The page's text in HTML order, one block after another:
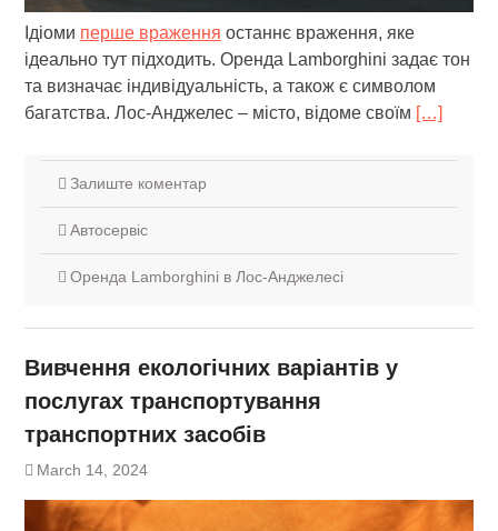
Ідіоми перше враження останнє враження, яке
ідеально тут підходить. Оренда Lamborghini задає тон
та визначає індивідуальність, а також є символом
багатства. Лос-Анджелес – місто, відоме своїм […]
Залиште коментар
Автосервіс
Оренда Lamborghini в Лос-Анджелесі
Вивчення екологічних варіантів у
послугах транспортування
транспортних засобів
March 14, 2024